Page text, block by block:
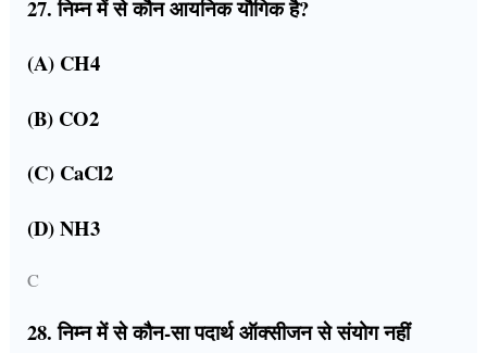
27. निम्न में से कौन आयनिक यौगिक है?
(A) CH4
(B) CO2
(C) CaCl2
(D) NH3
C
28. निम्न में से कौन-सा पदार्थ ऑक्सीजन से संयोग नहीं